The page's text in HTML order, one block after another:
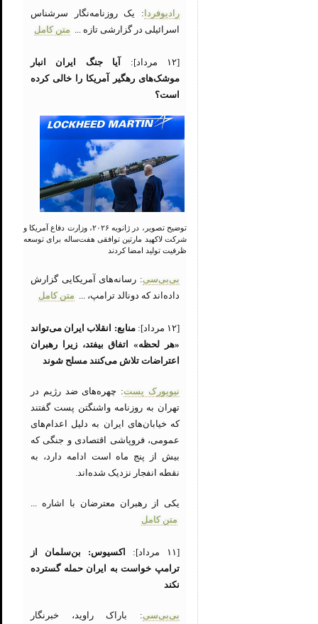
رادیوفردا : یک روزنامه‌نگار سرشناس
اسرائیلی در گزارشی تازه ... متن کامل
[۱۲ مرداد]:
آیا جنگ ایران انبار
موشک‌های رهگیر آمریکا را خالی کرده
است؟
توضیح تصویر، در ژانویه ۲۰۲۶، وزارت دفاع آمریکا و
شرکت لاکهید مارتین توافقی هفت‌ساله برای توسعه
ظرفیت تولید امضا کردند
بی‌بی‌سی: رسانه‌های آمریکایی گزارش
داده‌اند که دونالد ترامپ، ... متن کامل
[۱۲ مرداد]:
منابع: انقلاب ایران می‌تواند
«هر لحظه» اتفاق بیفتد، زیرا رهبران
اعتراضات تلاش می‌کنند مسلح شوند
نیویورک پست: چهره‌های ضد رژیم در
تهران به روزنامه واشنگتن پست گفتند
که خیابان‌های ایران به دلیل اعدام‌های
عمومی، فروپاشی اقتصادی و جنگی که
بیش از پنج ماه است ادامه دارد، به
نقطه انفجار نزدیک شده‌اند.
یکی از رهبران معترضان با اشاره ...
متن کامل
[۱۱ مرداد]:
اکسیوس: بن‌سلمان از
ترامپ خواست به ایران حمله گسترده
نکند
بی‌بی‌سی: باراک راوید، خبرنگار